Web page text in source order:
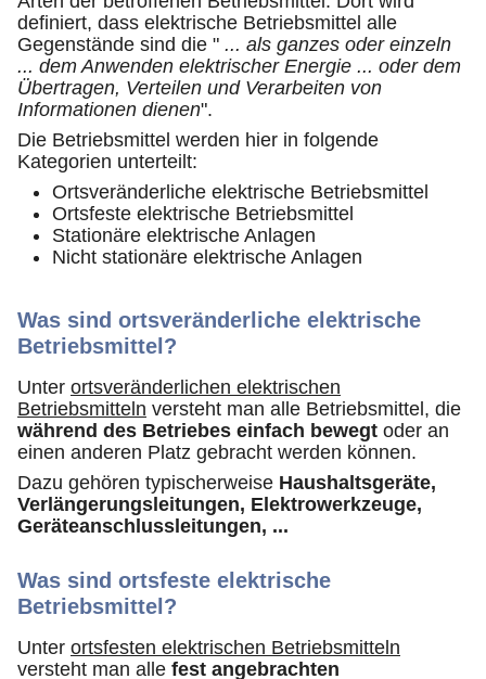
definiert, dass elektrische Betriebsmittel alle
Gegenstände sind die " ... als ganzes oder einzeln
... dem Anwenden elektrischer Energie ... oder dem
Übertragen, Verteilen und Verarbeiten von
Informationen dienen".
Die Betriebsmittel werden hier in folgende
Kategorien unterteilt:
Ortsveränderliche elektrische Betriebsmittel
Ortsfeste elektrische Betriebsmittel
Stationäre elektrische Anlagen
Nicht stationäre elektrische Anlagen
Was sind ortsveränderliche elektrische
Betriebsmittel?
Unter ortsveränderlichen elektrischen
Betriebsmitteln versteht man alle Betriebsmittel, die
während des Betriebes einfach bewegt oder an
einen anderen Platz gebracht werden können.
Dazu gehören typischerweise Haushaltsgeräte,
Verlängerungsleitungen, Elektrowerkzeuge,
Geräteanschlussleitungen, ...
Was sind ortsfeste elektrische
Betriebsmittel?
Unter ortsfesten elektrischen Betriebsmitteln
versteht man alle fest angebrachten